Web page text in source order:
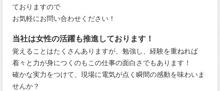
ておりますので
お気軽にお問い合わせください！
当社は女性の活躍も推進しております！
覚えることはたくさんありますが、勉強し、経験を重ねれば
着々と力が身につくのもこの仕事の面白さでもあります！
確かな実力をつけて、現場に電気が点く瞬間の感動を味わいま
せんか？